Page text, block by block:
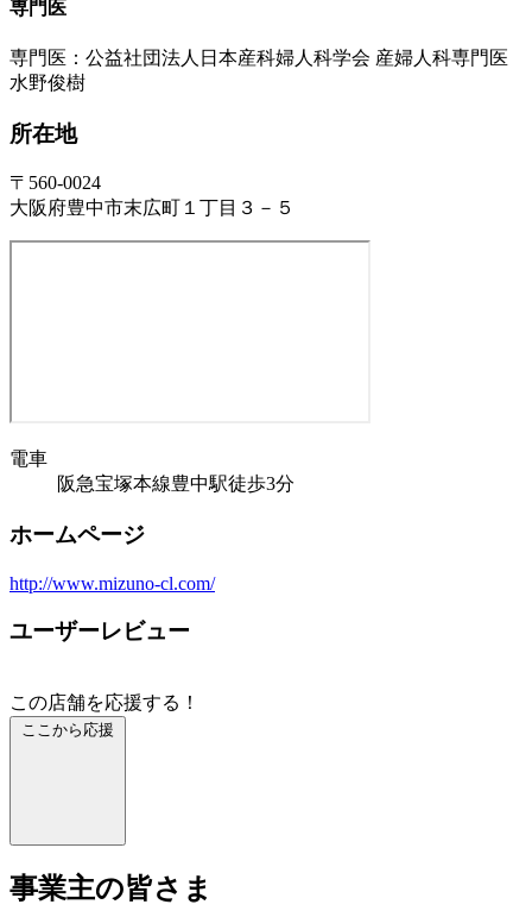
専門医
専門医：公益社団法人日本産科婦人科学会 産婦人科専門医
水野俊樹
所在地
〒560-0024
大阪府豊中市末広町１丁目３－５
電車
阪急宝塚本線豊中駅徒歩3分
ホームページ
http://www.mizuno-cl.com/
ユーザーレビュー
この店舗を応援する！
ここから応援
事業主の皆さま